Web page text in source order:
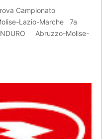
Campionato
Lazio-Marche 7a
Abruzzo-Molise-